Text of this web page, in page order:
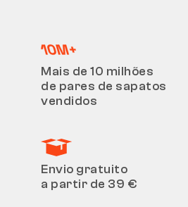
Mais de 10 milhões
de pares de sapatos
vendidos
Envio gratuito
a partir de 39 €